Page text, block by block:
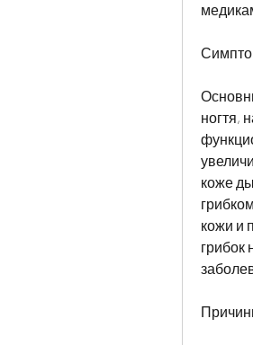
ногтя,
коже
кожи и
грибок